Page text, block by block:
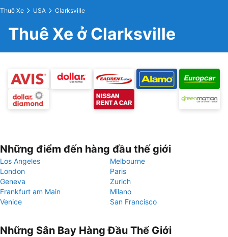
Thuê Xe USA Clarksville
Thuê Xe ở Clarksville
Những điểm đến hàng đầu thế giới
Los Angeles
Melbourne
London
Paris
Geneva
Zurich
Frankfurt am Main
Milano
Venice
San Francisco
Những Sân Bay Hàng Đầu Thế Giới